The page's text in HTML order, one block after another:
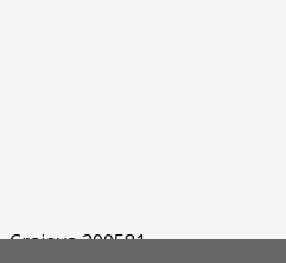
Craiova 200581